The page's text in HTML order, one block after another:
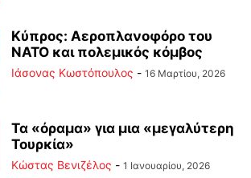
Κύπρος: Αεροπλανοφόρο του
ΝΑΤΟ και πολεμικός κόμβος
Ιάσονας Κωστόπουλος - 16 Μαρτίου, 2026
Τα «όραμα» για μια «μεγαλύτερη
Τουρκία»
Κώστας Βενιζέλος - 1 Ιανουαρίου, 2026